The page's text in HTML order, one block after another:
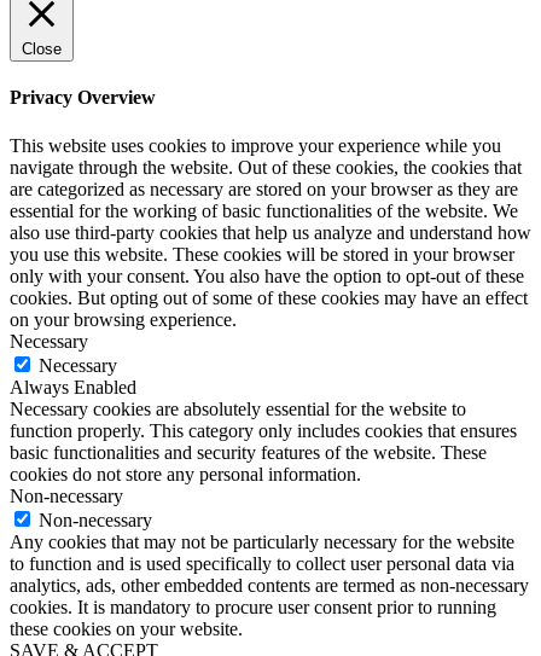
Close
Privacy Overview
This website uses cookies to improve your experience while you
navigate through the website. Out of these cookies, the cookies that
are categorized as necessary are stored on your browser as they are
essential for the working of basic functionalities of the website. We
also use third-party cookies that help us analyze and understand how
you use this website. These cookies will be stored in your browser
only with your consent. You also have the option to opt-out of these
cookies. But opting out of some of these cookies may have an effect
on your browsing experience.
Necessary
Necessary
Always Enabled
Necessary cookies are absolutely essential for the website to
function properly. This category only includes cookies that ensures
basic functionalities and security features of the website. These
cookies do not store any personal information.
Non-necessary
Non-necessary
Any cookies that may not be particularly necessary for the website
to function and is used specifically to collect user personal data via
analytics, ads, other embedded contents are termed as non-necessary
cookies. It is mandatory to procure user consent prior to running
these cookies on your website.
SAVE & ACCEPT